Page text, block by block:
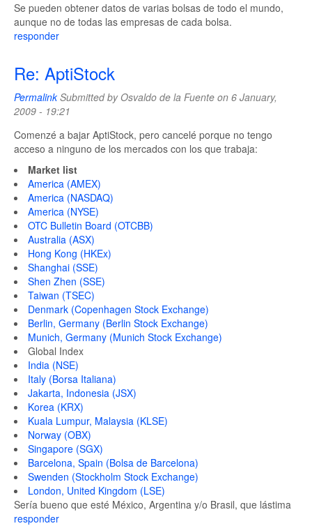
Se pueden obtener datos de varias bolsas de todo el mundo,
aunque no de todas las empresas de cada bolsa.
responder
Re: AptiStock
PermalinkSubmitted by Osvaldo de la Fuente on 6 January,
2009 - 19:21
Comenzé a bajar AptiStock, pero cancelé porque no tengo
acceso a ninguno de los mercados con los que trabaja:
Market list
America (AMEX)
America (NASDAQ)
America (NYSE)
OTC Bulletin Board (OTCBB)
Australia (ASX)
Hong Kong (HKEx)
Shanghai (SSE)
Shen Zhen (SSE)
Taiwan (TSEC)
Denmark (Copenhagen Stock Exchange)
Berlin, Germany (Berlin Stock Exchange)
Munich, Germany (Munich Stock Exchange)
Global Index
India (NSE)
Italy (Borsa Italiana)
Jakarta, Indonesia (JSX)
Korea (KRX)
Kuala Lumpur, Malaysia (KLSE)
Norway (OBX)
Singapore (SGX)
Barcelona, Spain (Bolsa de Barcelona)
Swenden (Stockholm Stock Exchange)
London, United Kingdom (LSE)
Sería bueno que esté México, Argentina y/o Brasil, que lástima
responder